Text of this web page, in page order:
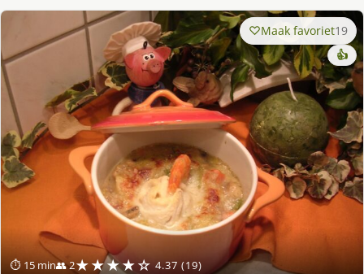
⏱ 15 min👥 2★★★★☆ 4.37 (19)
Maak favoriet19
👍